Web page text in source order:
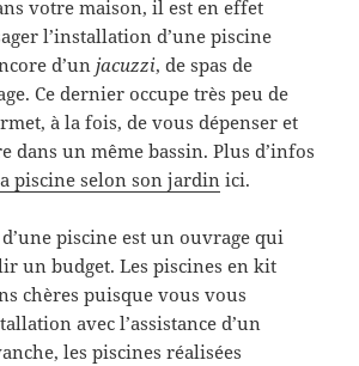
votre maison, il est en effet
l’installation d’une piscine
d’un jacuzzi, de spas de
Ce dernier occupe très peu de
à la fois, de vous dépenser et
dans un même bassin. Plus d’infos
piscine selon son jardin ici.
piscine est un ouvrage qui
un budget. Les piscines en kit
chères puisque vous vous
avec l’assistance d’un
les piscines réalisées